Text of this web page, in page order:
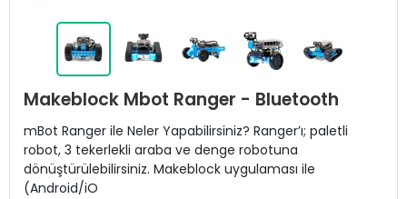
Makeblock Mbot Ranger - Bluetooth
mBot Ranger ile Neler Yapabilirsiniz? Ranger’ı; paletli
robot, 3 tekerlekli araba ve denge robotuna
dönüştürülebilirsiniz. Makeblock uygulaması ile
(Android/iO